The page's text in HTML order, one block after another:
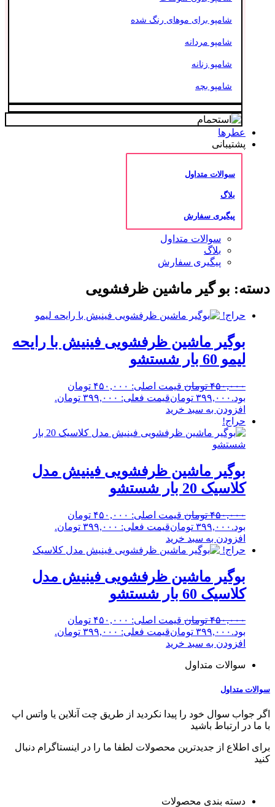
شامپو برای موهای رنگ شده
شامپو مردانه
شامپو زنانه
شامپو بچه
عطرها
پشتیبانی
سوالات متداول
بلاگ
پیگیری سفارش
سوالات متداول
بلاگ
پیگیری سفارش
دسته: بو گیر ماشین ظرفشویی
حراج!
بوگیر ماشین ظرفشویی فینیش با رایحه
لیمو 60 بار شستشو
۴۵۰,۰۰۰ تومان
قیمت اصلی: ۴۵۰,۰۰۰ تومان
بود. ۳۹۹,۰۰۰ تومانقیمت فعلی: ۳۹۹,۰۰۰ تومان.
افزودن به سبد خرید
حراج!
بوگیر ماشین ظرفشویی فینیش مدل
کلاسیک 20 بار شستشو
۴۵۰,۰۰۰ تومان
قیمت اصلی: ۴۵۰,۰۰۰ تومان
بود. ۳۹۹,۰۰۰ تومانقیمت فعلی: ۳۹۹,۰۰۰ تومان.
افزودن به سبد خرید
حراج!
بوگیر ماشین ظرفشویی فینیش مدل
کلاسیک 60 بار شستشو
۴۵۰,۰۰۰ تومان
قیمت اصلی: ۴۵۰,۰۰۰ تومان
بود. ۳۹۹,۰۰۰ تومانقیمت فعلی: ۳۹۹,۰۰۰ تومان.
افزودن به سبد خرید
سوالات متداول
سوالات متداول
اگر جواب سوال خود را پیدا نکردید از طریق چت آنلاین یا واتس اپ
با ما در ارتباط باشید
برای اطلاع از جدیدترین محصولات لطفا ما را در اینستاگرام دنبال
کنید
دسته بندی محصولات